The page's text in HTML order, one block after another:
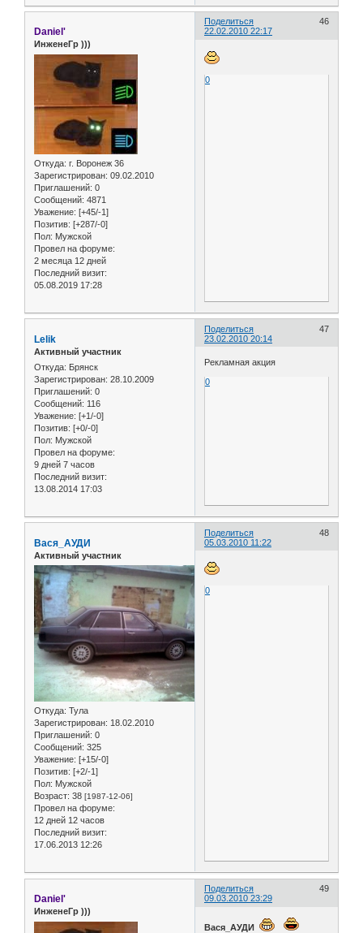
Поделиться
46
22.02.2010 22:17
Daniel'
ИнженеГр )))
Откуда: г. Воронеж 36
Зарегистрирован: 09.02.2010
Приглашений: 0
Сообщений: 4871
Уважение: [+45/-1]
Позитив: [+287/-0]
Пол: Мужской
Провел на форуме:
2 месяца 12 дней
Последний визит:
05.08.2019 17:28
0
Поделиться
47
23.02.2010 20:14
Lelik
Активный участник
Откуда: Брянск
Зарегистрирован: 28.10.2009
Приглашений: 0
Сообщений: 116
Уважение: [+1/-0]
Позитив: [+0/-0]
Пол: Мужской
Провел на форуме:
9 дней 7 часов
Последний визит:
13.08.2014 17:03
Рекламная акция
0
Поделиться
48
05.03.2010 11:22
Вася_АУДИ
Активный участник
Откуда: Тула
Зарегистрирован: 18.02.2010
Приглашений: 0
Сообщений: 325
Уважение: [+15/-0]
Позитив: [+2/-1]
Пол: Мужской
Возраст: 38 [1987-12-06]
Провел на форуме:
12 дней 12 часов
Последний визит:
17.06.2013 12:26
0
Поделиться
49
09.03.2010 23:29
Daniel'
ИнженеГр )))
Вася_АУДИ